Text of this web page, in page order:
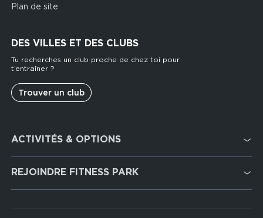
Plan de site
DES VILLES ET DES CLUBS
Tu recherches un club proche de chez toi pour
t’entraîner ?
Trouver un club
services
ACTIVITÉS & OPTIONS
Cardio Training
Musculation
Hyrox Zone
REJOINDRE FITNESS PARK